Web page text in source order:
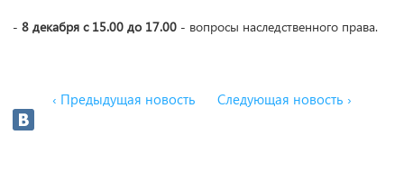
- 8 декабря с 15.00 до 17.00 - вопросы наследственного права.
‹ Предыдущая новость Следующая новость ›